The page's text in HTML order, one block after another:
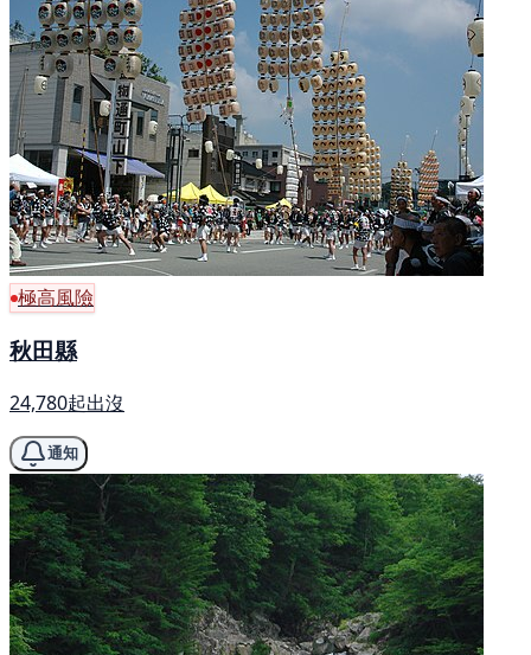
極高風險
秋田縣
24,780起出沒
通知